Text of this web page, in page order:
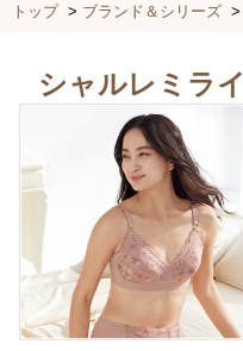
トップ> ブランド＆シリーズ >
シャルレミライ